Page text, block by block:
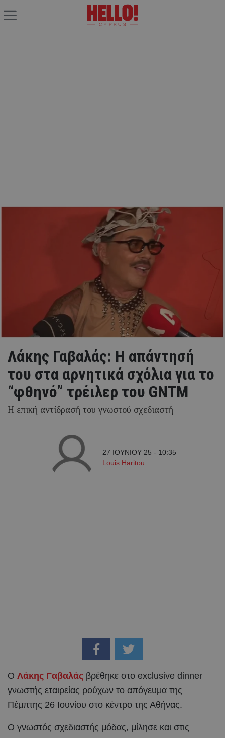
Λάκης Γαβαλάς: Η απάντησή
του στα αρνητικά σχόλια για το
“φθηνό” τρέιλερ του GNTM
Η επική αντίδρασή του γνωστού σχεδιαστή
27 ΙΟΥΝΙΟΥ 25 - 10:35
Louis Haritou
Ο Λάκης Γαβαλάς βρέθηκε στο exclusive dinner
γνωστής εταιρείας ρούχων το απόγευμα της
Πέμπτης 26 Ιουνίου στο κέντρο της Αθήνας.
Ο γνωστός σχεδιαστής μόδας, μίλησε και στις